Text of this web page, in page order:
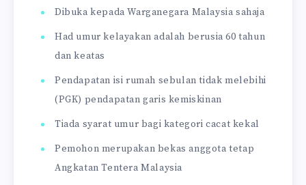
Dibuka kepada Warganegara Malaysia sahaja
Had umur kelayakan adalah berusia 60 tahun
dan keatas
Pendapatan isi rumah sebulan tidak melebihi
(PGK) pendapatan garis kemiskinan
Tiada syarat umur bagi kategori cacat kekal
Pemohon merupakan bekas anggota tetap
Angkatan Tentera Malaysia